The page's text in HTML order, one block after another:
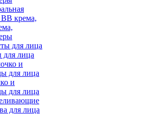
крема,
лица
и
для лица